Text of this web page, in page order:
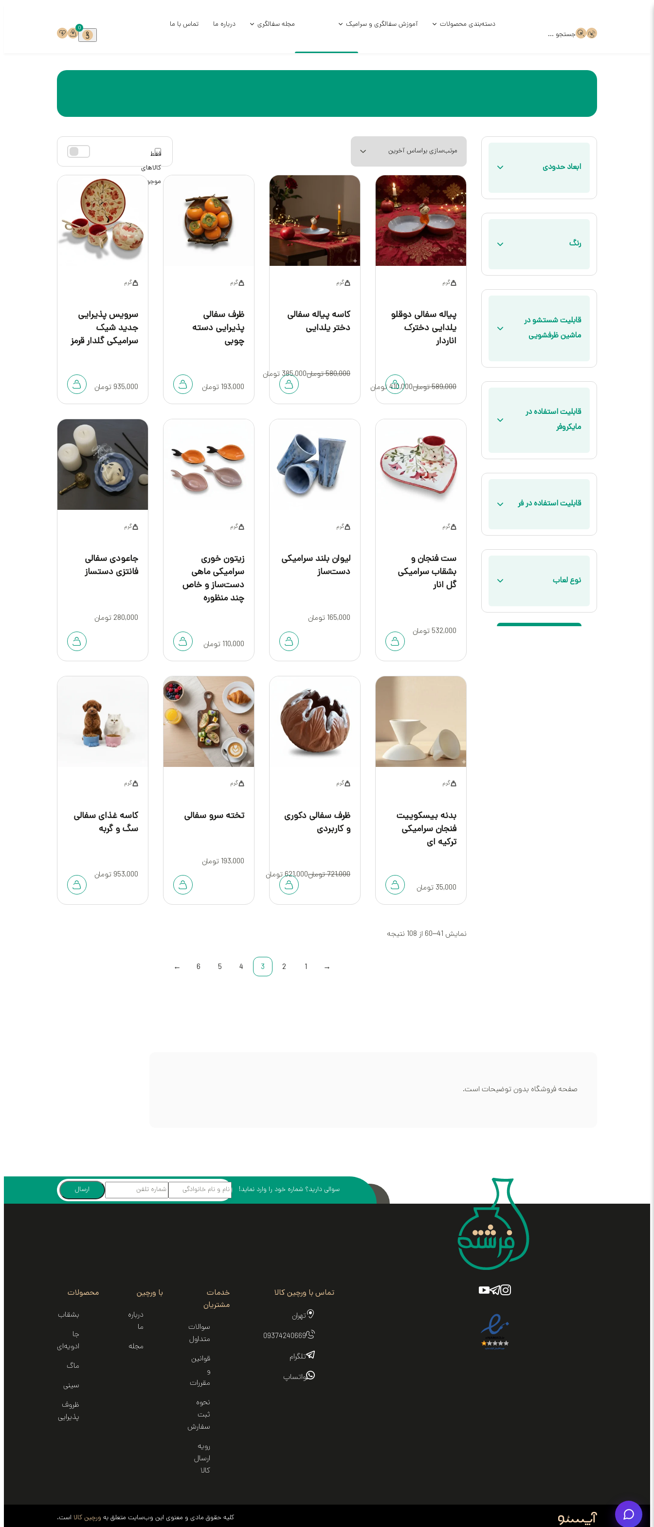
جستجو ...
دسته‌بندی محصولات
ظروف سفالی
آموزش سفالگری و سرامیک مجله سفالگری
آموزش هنر سرامیک‌
کوره و پخت‌
درباره ما تماس با ما 0
ابعاد حدودی
رنگ
قابلیت شستشو در
ماشین ظرفشویی
قابلیت استفاده در
مایکروفر
قابلیت استفاده در فر
نوع لعاب
گرم
پیاله سفالی دوقلو
یلدایی دخترک
اناردار
589,000تومان410,000تومان
گرم
کاسه پیاله سفالی
دختر یلدایی
580,000تومان385,000تومان
گرم
ظرف سفالی
پذیرایی دسته
چوبی
193,000 تومان
گرم
سرویس پذیرایی
جدید شیک
سرامیکی گلدار قرمز
935,000 تومان
گرم
ست فنجان و
بشقاب سرامیکی
گل انار
532,000 تومان
گرم
لیوان بلند سرامیکی
دست‌ساز
165,000 تومان
گرم
زیتون خوری
سرامیکی ماهی
دست‌ساز و خاص
چند منظوره
110,000 تومان
گرم
جاعودی سفالی
فانتزی دستساز
280,000 تومان
گرم
بدنه بیسکوییت
فنجان سرامیکی
ترکیه ای
35,000 تومان
گرم
ظرف سفالی دکوری
و کاربردی
721,000تومان621,000تومان
گرم
تخته سرو سفالی
193,000 تومان
گرم
کاسه غذای سفالی
سگ و گربه
953,000 تومان
نمایش 41–60 از 108 نتیجه
→
1
2
3
4
5
6
←
صفحه فروشگاه بدون توضیحات است.
سوالی دارید؟ شماره خود را وارد نماید! ارسال
تماس با ورچین کالا
تهران
09374240669
تلگرام
واتساپ
خدمات
مشتریان
سوالات
متداول
قوانین
و
مقررات
نحوه
ثبت
سفارش
رویه
ارسال
کالا
با ورچین
درباره
ما
مجله
محصولات
بشقاب
جا
ادویه‌ای
ماگ
سینی‌
ظروف
پذیرایی
کلیه حقوق مادی و معنوی این وب‌سایت متعلق به ورچین کالا است.